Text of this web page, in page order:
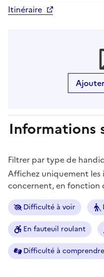
Itinéraire
Informations
Filtrer par type de
Affichez uniquement les
concernent, en fonction
Difficulté à voir
En fauteuil roulant
Difficulté à comprendre